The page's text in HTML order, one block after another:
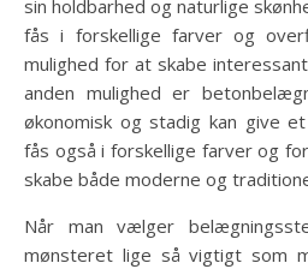
sin holdbarhed og naturlige
fås i forskellige farver og
mulighed for at skabe
anden mulighed er
økonomisk og stadig kan give
fås også i forskellige farver og
skabe både moderne og
Når man vælger
mønsteret lige så vigtigt som